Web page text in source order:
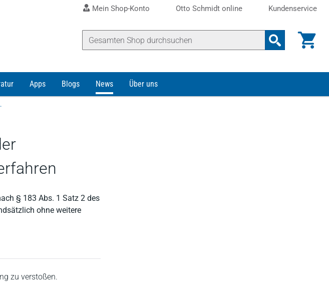
Mein Shop-Konto Otto Schmidt online Kundenservice
Apps Blogs News Über uns
§ 183 Abs. 1 Satz 2 des
ohne weitere
zu verstoßen.